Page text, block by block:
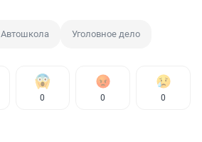
Автошкола Уголовное дело
0 0 0